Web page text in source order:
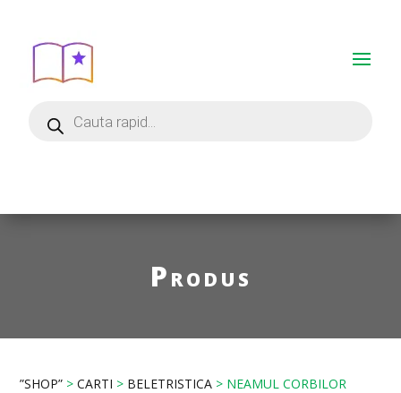
Produs
”SHOP” >CARTI > BELETRISTICA > NEAMUL CORBILOR